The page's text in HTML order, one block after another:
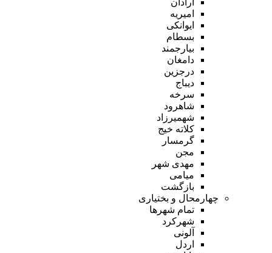
امیریه
ایوانکی
بسطام
بیارجمند
دامغان
درجزین
دیباج
سرخه
شاهرود
شهمیرزاد
کلاته خیج
گرمسار
مجن
مهدی شهر
میامی
بازگشت
چهارمحال و بختیاری
تمام شهر‌ها
شهرکرد
آلونی
اردل